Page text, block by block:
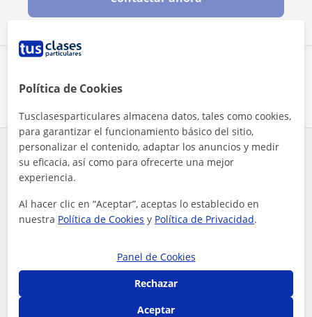
¿Hay algún error en este perfil?Cuéntanos
profesora de pedagogía apta para todas las edades y niveles
que pueden interesarte
Política de Cookies
Tusclasesparticulares almacena datos, tales como cookies,
para garantizar el funcionamiento básico del sitio,
personalizar el contenido, adaptar los anuncios y medir
su eficacia, así como para ofrecerte una mejor
experiencia.
Al hacer clic en “Aceptar”, aceptas lo establecido en
nuestra Política de Cookies y Política de Privacidad.
Panel de Cookies
Rechazar
Aceptar